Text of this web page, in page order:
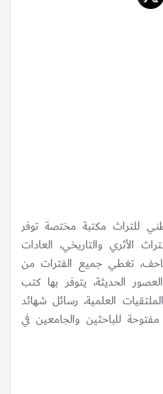
للتراث مكتبة مختصة توفر
الأثري والتاريخي، العادات
تغطي جميع الفترات من
الحديثة، يتوفر بها كتب
العلمية، رسائل شهائد
مفتوحة للباحثين والجامعين في